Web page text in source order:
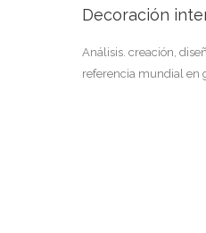
Decoración
Análisis. creación,
referencia mundial en